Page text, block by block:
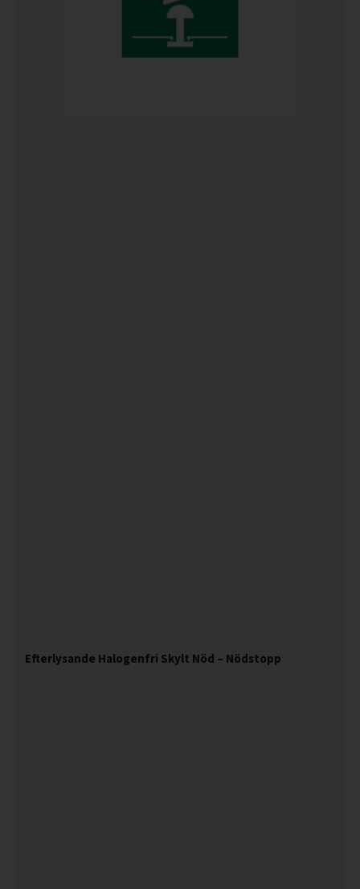
Efterlysande Halogenfri Skylt Nöd – Nödstopp